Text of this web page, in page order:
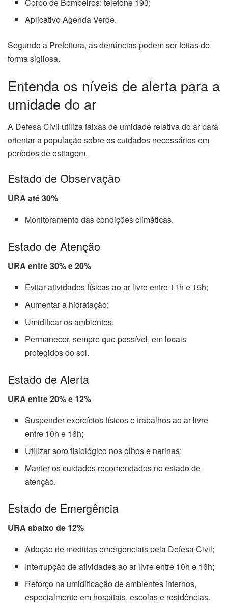
Aplicativo Agenda Verde.
Segundo a Prefeitura, as denúncias podem ser feitas de
forma sigilosa.
Entenda os níveis de alerta para a
umidade do ar
A Defesa Civil utiliza faixas de umidade relativa do ar para
orientar a população sobre os cuidados necessários em
períodos de estiagem.
Estado de Observação
URA até 30%
Monitoramento das condições climáticas.
Estado de Atenção
URA entre 30% e 20%
Evitar atividades físicas ao ar livre entre 11h e 15h;
Aumentar a hidratação;
Umidificar os ambientes;
Permanecer, sempre que possível, em locais
protegidos do sol.
Estado de Alerta
URA entre 20% e 12%
Suspender exercícios físicos e trabalhos ao ar livre
entre 10h e 16h;
Utilizar soro fisiológico nos olhos e narinas;
Manter os cuidados recomendados no estado de
atenção.
Estado de Emergência
URA abaixo de 12%
Adoção de medidas emergenciais pela Defesa Civil;
Interrupção de atividades ao ar livre entre 10h e 16h;
Reforço na umidificação de ambientes internos,
especialmente em hospitais, escolas e residências.